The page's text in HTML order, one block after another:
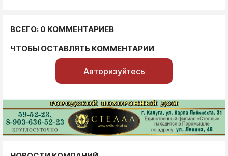
ВСЕГО: 0 КОММЕНТАРИЕВ
ЧТОБЫ ОСТАВЛЯТЬ КОММЕНТАРИИ
Авторизуйтесь